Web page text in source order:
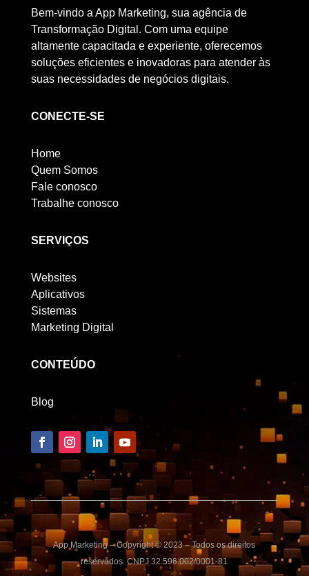
Bem-vindo a App Marketing, sua agência de
Transformação Digital. Com uma equipe
altamente capacitada e experiente, oferecemos
soluções eficientes e inovadoras para atender às
suas necessidades de negócios digitais.
CONECTE-SE
Home
Quem Somos
Fale conosco
Trabalhe conosco
SERVIÇOS
Websites
Aplicativos
Sistemas
Marketing Digital
CONTEÚDO
Blog
App Marketing – Copyright © 2023 – Todos os direitos
reservados. CNPJ 32.596.002/0001-81